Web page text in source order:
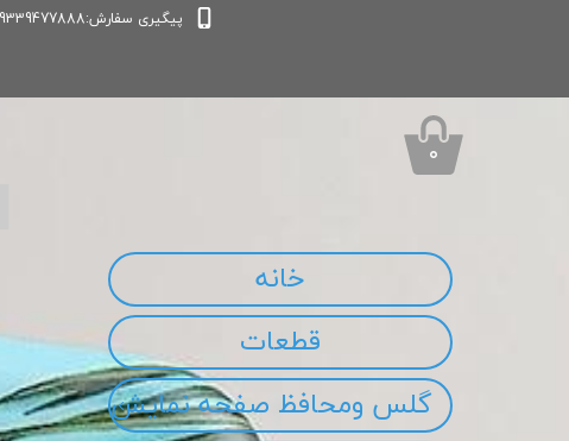
پیگیری سفارش:09339477888
خانه
قطعات
گلس ومحافظ صفحه نمایش
۰